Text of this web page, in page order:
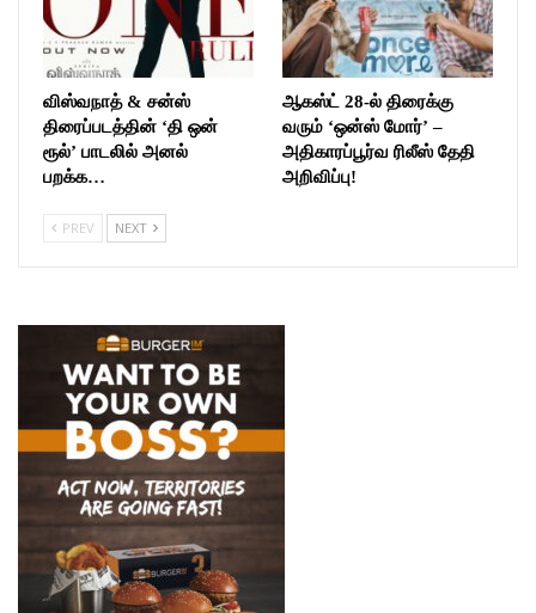
விஸ்வநாத் & சன்ஸ்
திரைப்படத்தின் ‘தி ஒன்
ரூல்’ பாடலில் அனல்
பறக்க…
ஆகஸ்ட் 28-ல் திரைக்கு
வரும் ‘ஒன்ஸ் மோர்’ –
அதிகாரப்பூர்வ ரிலீஸ் தேதி
அறிவிப்பு!
PREV NEXT